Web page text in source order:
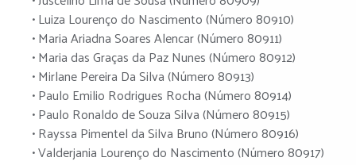
• Luiza Lourenço do Nascimento (Número 80910)
• Maria Ariadna Soares Alencar (Número 80911)
• Maria das Graças da Paz Nunes (Número 80912)
• Mirlane Pereira Da Silva (Número 80913)
• Paulo Emilio Rodrigues Rocha (Número 80914)
• Paulo Ronaldo de Souza Silva (Número 80915)
• Rayssa Pimentel da Silva Bruno (Número 80916)
• Valderjania Lourenço do Nascimento (Número 80917)